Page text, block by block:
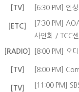
[TV] [6:30 PM] 인
[ETC]
[7:30 PM]
사인회 / TCC센
[RADIO] [8:00 PM] 오
[TV] [8:00 PM]
[TV]
[11:00 PM]